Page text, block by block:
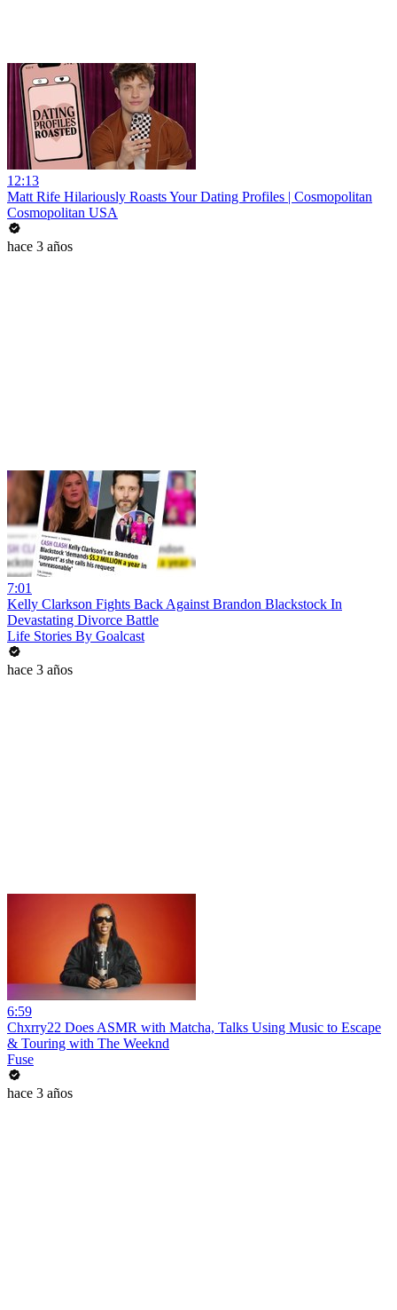
12:13
Matt Rife Hilariously Roasts Your Dating Profiles | Cosmopolitan
Cosmopolitan USA
hace 3 años
7:01
Kelly Clarkson Fights Back Against Brandon Blackstock In
Devastating Divorce Battle
Life Stories By Goalcast
hace 3 años
6:59
Chxrry22 Does ASMR with Matcha, Talks Using Music to Escape
& Touring with The Weeknd
Fuse
hace 3 años